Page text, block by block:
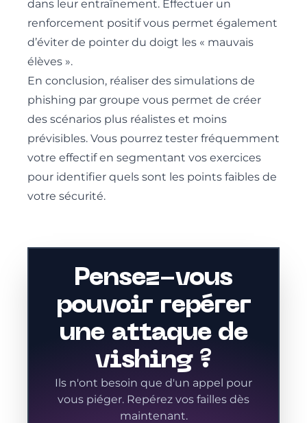
dans leur entraînement. Effectuer un
renforcement positif vous permet également
d’éviter de pointer du doigt les « mauvais
élèves ».
En conclusion, réaliser des simulations de
phishing par groupe vous permet de créer
des scénarios plus réalistes et moins
prévisibles. Vous pourrez tester fréquemment
votre effectif en segmentant vos exercices
pour identifier quels sont les points faibles de
votre sécurité.
Pensez-vous
pouvoir repérer
une attaque de
vishing ?
Ils n'ont besoin que d'un appel pour
vous piéger. Repérez vos failles dès
maintenant.